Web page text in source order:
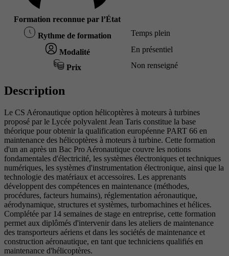
Formation reconnue par l’État
Rythme de formation Temps plein
Modalité En présentiel
Prix Non renseigné
Description
Le CS Aéronautique option hélicoptères à moteurs à turbines
proposé par le Lycée polyvalent Jean Taris constitue la base
théorique pour obtenir la qualification européenne PART 66 en
maintenance des hélicoptères à moteurs à turbine. Cette formation
d'un an après un Bac Pro Aéronautique couvre les notions
fondamentales d'électricité, les systèmes électroniques et techniques
numériques, les systèmes d'instrumentation électronique, ainsi que la
technologie des matériaux et accessoires. Les apprenants
développent des compétences en maintenance (méthodes,
procédures, facteurs humains), réglementation aéronautique,
aérodynamique, structures et systèmes, turbomachines et hélices.
Complétée par 14 semaines de stage en entreprise, cette formation
permet aux diplômés d'intervenir dans les ateliers de maintenance
des transporteurs aériens et dans les sociétés de maintenance et
construction aéronautique, en tant que techniciens qualifiés en
maintenance d'hélicoptères.